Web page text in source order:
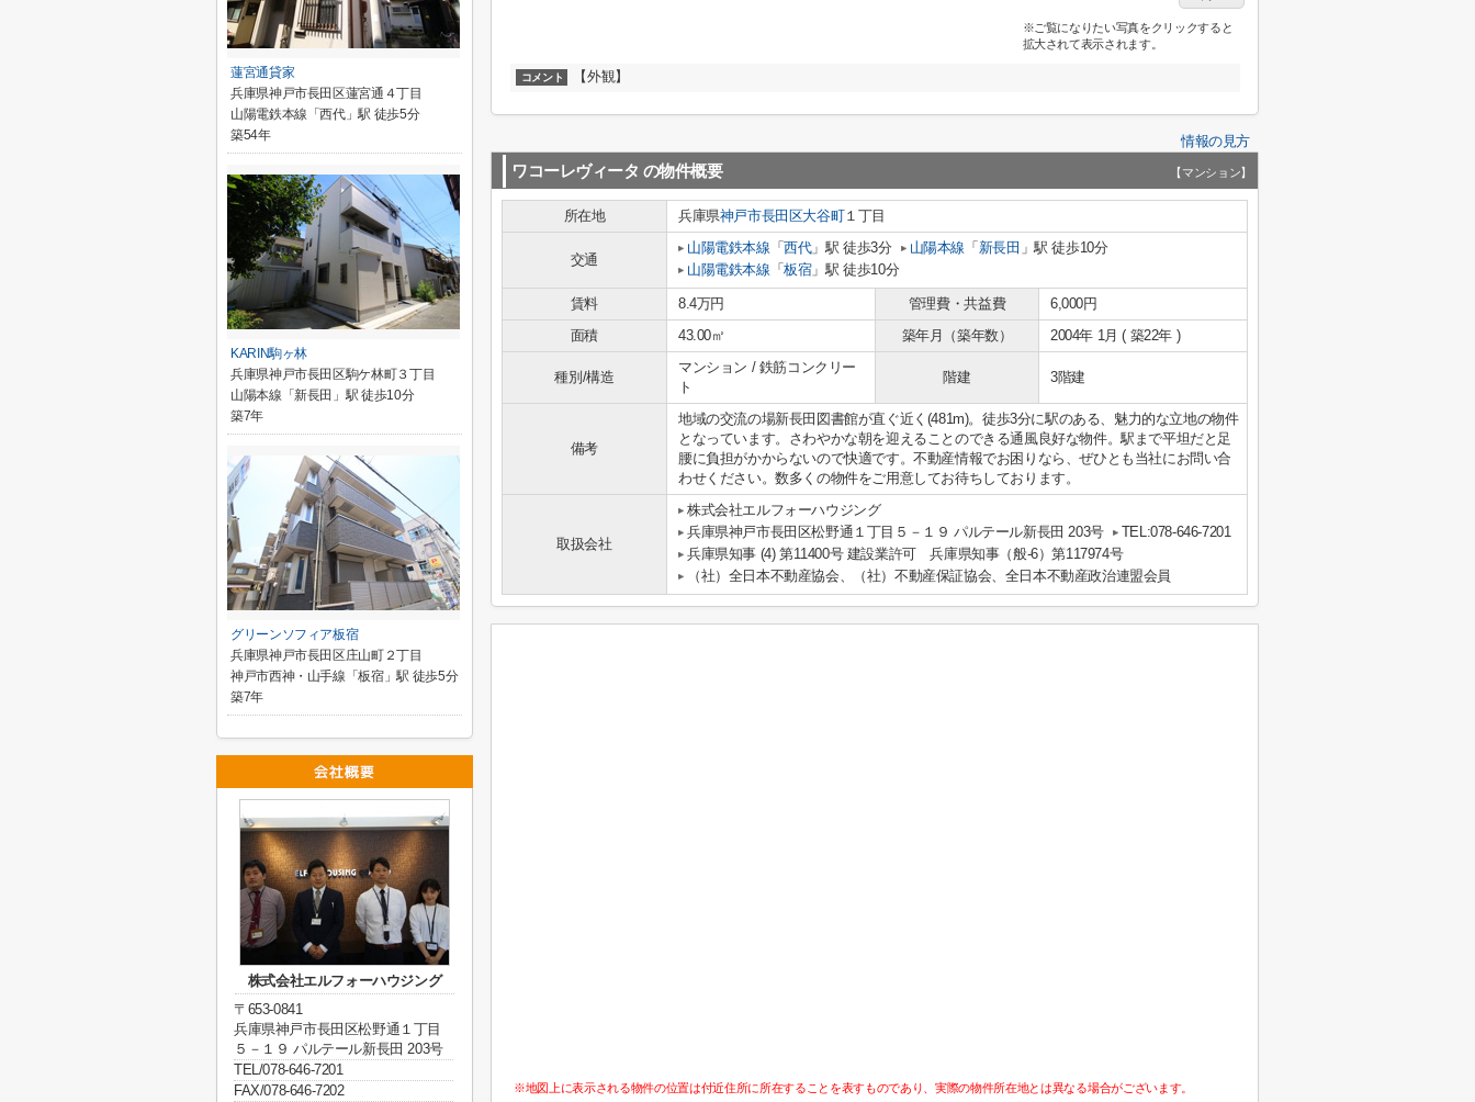
※ご覧になりたい写真をクリックすると
拡大されて表示されます。
コメント 【外観】
情報の見方
ワコーレヴィータ の物件概要 【マンション】
所在地 兵庫県神戸市長田区大谷町１丁目
交通
山陽電鉄本線 「西代」駅 徒歩3分 山陽本線 「 新長田 」駅 徒歩10分
山陽電鉄本線 「板宿」駅 徒歩10分
賃料 8.4万円 管理費・共益費
6,000円
面積
43.00㎡ 築年月（築年数） 2004年 1月 ( 築22年 )
種別/構造
マンション / 鉄筋コンクリー
ト
階建 3階建
備考
地域の交流の場新長田図書館が直ぐ近く(481m)。徒歩3分に駅のある、魅力的な立地の物件
となっています。さわやかな朝を迎えることのできる通風良好な物件。駅まで平坦だと足
腰に負担がかからないので快適です。不動産情報でお困りなら、ぜひとも当社にお問い合
わせください。数多くの物件をご用意してお待ちしております。
取扱会社
株式会社エルフォーハウジング
兵庫県神戸市長田区松野通１丁目５－１９ パルテール新長田 203号
TEL:078-646-7201
兵庫県知事 (4) 第11400号 建設業許可 兵庫県知事（般-6）第117974号
（社）全日本不動産協会、（社）不動産保証協会、全日本不動産政治連盟会員
※地図上に表示される物件の位置は付近住所に所在することを表すものであり、実際の物件所在地とは異なる場合がございます。
蓮宮通貸家
兵庫県神戸市長田区蓮宮通４丁目
山陽電鉄本線「西代」駅 徒歩5分
築54年
KARIN駒ヶ林
兵庫県神戸市長田区駒ケ林町３丁目
山陽本線「新長田」駅 徒歩10分
築7年
グリーンソフィア板宿
兵庫県神戸市長田区庄山町２丁目
神戸市西神・山手線「板宿」駅 徒歩5分
築7年
株式会社エルフォーハウジング
〒653-0841
兵庫県神戸市長田区松野通１丁目
５－１９ パルテール新長田 203号
TEL/078-646-7201
FAX/078-646-7202